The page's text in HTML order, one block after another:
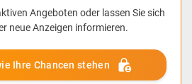
Angeboten oder lassen Sie sich
neue Anzeigen informieren.
Ihre Chancen stehen